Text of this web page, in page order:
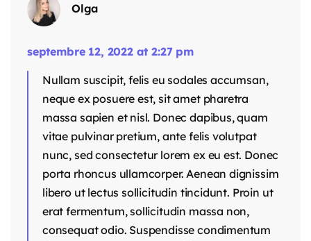
Olga
septembre 12, 2022 at 2:27 pm
Nullam suscipit, felis eu sodales accumsan,
neque ex posuere est, sit amet pharetra
massa sapien et nisl. Donec dapibus, quam
vitae pulvinar pretium, ante felis volutpat
nunc, sed consectetur lorem ex eu est. Donec
porta rhoncus ullamcorper. Aenean dignissim
libero ut lectus sollicitudin tincidunt. Proin ut
erat fermentum, sollicitudin massa non,
consequat odio. Suspendisse condimentum